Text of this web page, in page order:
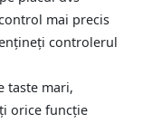
mai precis
controlerul
taste mari,
orice funcție